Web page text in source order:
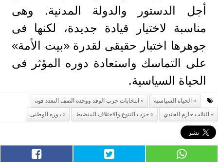
أجل الدستور والدولة المدنية. وهى
مناسبة لاختيار قيادة جديدة، لكنها فى
جوهرها اختبار حقيقى لقدرة «بيت الأمة»
على التماسك واستعادة دوره المؤثر فى
الحياة السياسية.
الحياة السياسية
انتخابات حزب الوفد ووحدة الصف التعدد قوة
النائب حازم الجندي
حزب التنوع والاختلاف المنضبط دوره الوطنى